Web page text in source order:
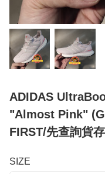
ADIDAS
"Almost Pink"
FIRST/先查詢貨
SIZE